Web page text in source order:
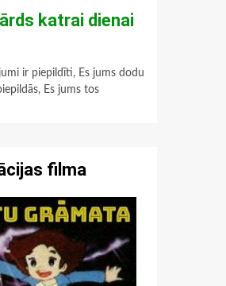
katrai dienai
ir piepildīti, Es jums dodu
Es jums tos
filma